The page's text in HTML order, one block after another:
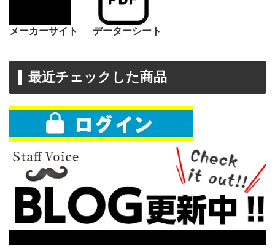
メーカーサイト データーシート
最近チェックした商品